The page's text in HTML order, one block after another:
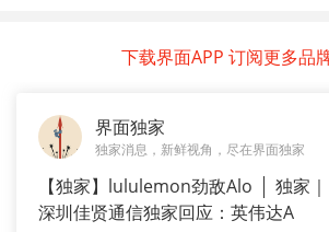
下载界面APP 订阅更多品
界面独家
独家消息，新鲜视角，尽在界面独家
【独家】lululemon劲敌Alo
独家｜
深圳佳贤通信独家回应：英伟达A